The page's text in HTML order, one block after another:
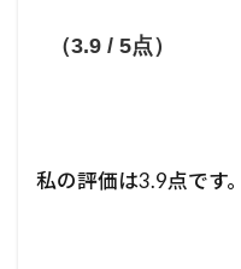
（3.9 / 5点）
私の評価は3.9点です。